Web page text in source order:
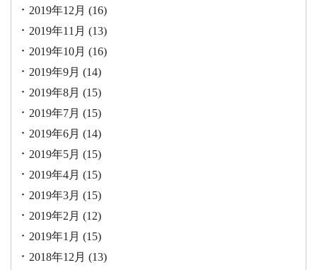
2019年12月 (16)
2019年11月 (13)
2019年10月 (16)
2019年9月 (14)
2019年8月 (15)
2019年7月 (15)
2019年6月 (14)
2019年5月 (15)
2019年4月 (15)
2019年3月 (15)
2019年2月 (12)
2019年1月 (15)
2018年12月 (13)